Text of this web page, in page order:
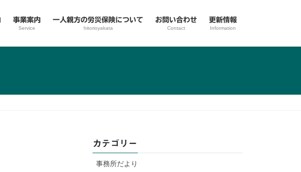
事業案内
Service
一人親方の労災保険について
hitorioyakata
お問い合わせ
Contact
更新情報
Information
カテゴリー
事務所だより